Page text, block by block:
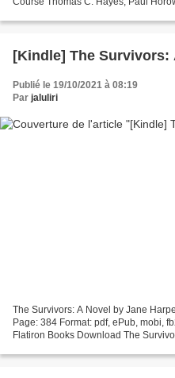
[Kindle] The Survivors:
Publié le 19/10/2021 à 08:19
Par jaluliri
The Survivors: A Novel by Jane
Page: 384 Format: pdf, ePub, mobi,
Flatiron Books Download The